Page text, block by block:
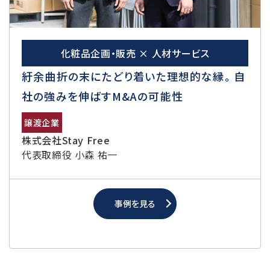
化粧品企画・販売 × 人材サービス
紆余曲折の末にたどり着いた理想的な縁。 自
社の強みを伸ばすM&Aの可能性
譲渡企業
株式会社Stay Free
代表取締役 小森 祐一
事例を見る